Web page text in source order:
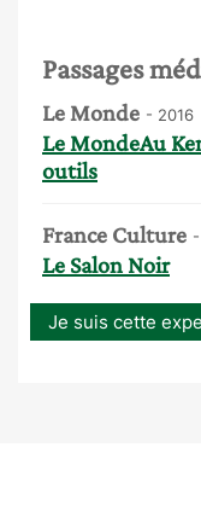
Passages
Le Monde - 2016
Le MondeAu
outils
France Culture
Le Salon Noir
Je suis cette